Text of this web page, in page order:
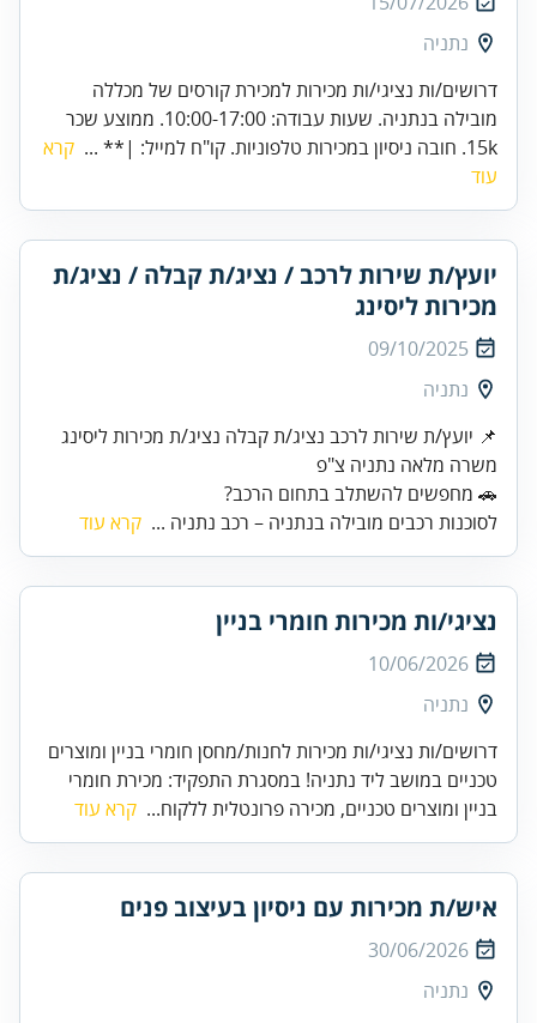
נתניה
דרושים/ות נציגי/ות מכירות למכירת קורסים של מכללה
מובילה בנתניה. שעות עבודה: 10:00-17:00. ממוצע שכר
15k. חובה ניסיון במכירות טלפוניות. קו"ח למייל: |** ...
קרא
עוד
יועץ/ת שירות לרכב / נציג/ת קבלה / נציג/ת
מכירות ליסינג
09/10/2025
נתניה
📌 יועץ/ת שירות לרכב נציג/ת קבלה נציג/ת מכירות ליסינג
משרה מלאה נתניה צ"פ
🚗 מחפשים להשתלב בתחום הרכב?
לסוכנות רכבים מובילה בנתניה – רכב נתניה ... קרא עוד
נציגי/ות מכירות חומרי בניין
10/06/2026
נתניה
דרושים/ות נציגי/ות מכירות לחנות/מחסן חומרי בניין ומוצרים
טכניים במושב ליד נתניה! במסגרת התפקיד: מכירת חומרי
בניין ומוצרים טכניים, מכירה פרונטלית ללקוח... קרא עוד
איש/ת מכירות עם ניסיון בעיצוב פנים
30/06/2026
נתניה